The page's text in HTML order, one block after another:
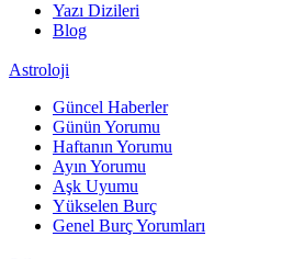
Yazı Dizileri
Blog
Astroloji
Güncel Haberler
Günün Yorumu
Haftanın Yorumu
Ayın Yorumu
Aşk Uyumu
Yükselen Burç
Genel Burç Yorumları